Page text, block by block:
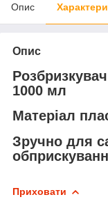
Опис
Опис
1000 мл
Матеріал
Зручно для
Приховати